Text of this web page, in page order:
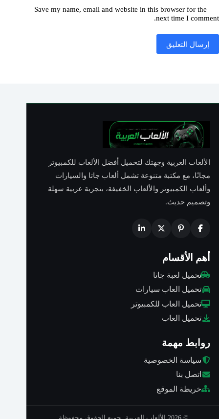
Save my name, email and website in this browser for the
next time I comment.
إرسال التعليق
الألعاب العربية وجهتك لتحميل أفضل الألعاب للكمبيوتر
مجانًا، مع مكتبة متنوعة تشمل ألعاب جاتا والسيارات
وألعاب الكمبيوتر والألعاب الخفيفة، بتجربة عربية سهلة
وتصميم حديث.
أهم الأقسام
تحميل لعبة جاتا
تحميل العاب سيارات
تحميل العاب للكمبيوتر
تحميل العاب
روابط مهمة
سياسة الخصوصية
اتصل بنا
خريطة الموقع